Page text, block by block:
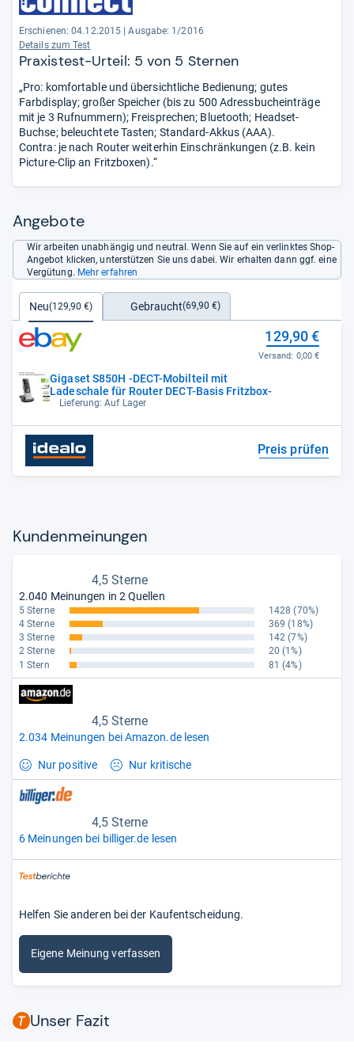
Erschienen: 04.12.2015 | Ausgabe: 1/2016
Details zum Test
Praxistest-Urteil: 5 von 5 Sternen
„Pro: komfortable und übersichtliche Bedienung; gutes
Farbdisplay; großer Speicher (bis zu 500 Adressbucheinträge
mit je 3 Rufnummern); Freisprechen; Bluetooth; Headset-
Buchse; beleuchtete Tasten; Standard-Akkus (AAA).
Contra: je nach Router weiterhin Einschränkungen (z.B. kein
Picture-Clip an Fritzboxen).“
Angebote
Wir arbeiten unabhängig und neutral. Wenn Sie auf ein verlinktes Shop-
Angebot klicken, unterstützen Sie uns dabei. Wir erhalten dann ggf. eine
Vergütung. Mehr erfahren
Neu(129,90 €) Gebraucht(69,90 €)
Gigaset S850H -DECT-Mobilteil mit
Ladeschale für Router DECT-Basis Fritzbox-
Lieferung: Auf Lager
129,90 €
Versand: 0,00 €
Preis prüfen
Kun­den­mei­nun­gen
4,5 Sterne
2.040 Meinungen in 2 Quellen
5 Sterne 1428 (70%)
4 Sterne
369 (18%)
3 Sterne
142 (7%)
2 Sterne
20 (1%)
1 Stern
81 (4%)
4,5 Sterne
2.034 Meinungen bei Amazon.de lesen
Nur positive Nur kritische
4,5 Sterne
6 Meinungen bei billiger.de lesen
Helfen Sie anderen bei der Kaufentscheidung.
Eigene Meinung verfassen
Unser Fazit